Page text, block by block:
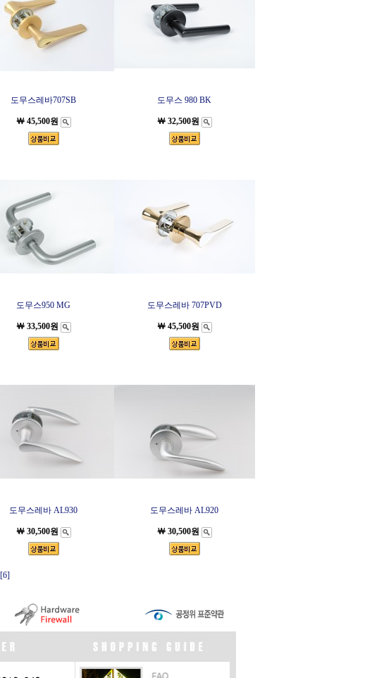
도무스레바707SB
￦ 45,500원
도무스 980 BK
￦ 32,500원
도무스950 MG
￦ 33,500원
도무스레바 707PVD
￦ 45,500원
도무스레바 AL930
￦ 30,500원
도무스레바 AL920
￦ 30,500원
[6]